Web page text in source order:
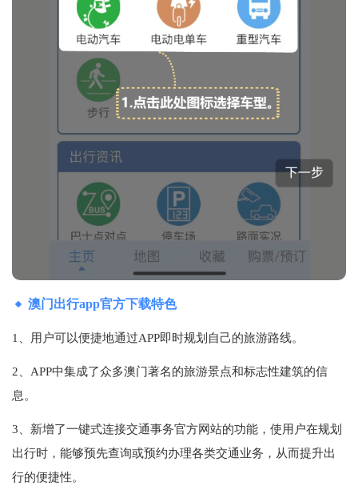
澳门出行app官方下载特色
1、用户可以便捷地通过APP即时规划自己的旅游路线。
2、APP中集成了众多澳门著名的旅游景点和标志性建筑的信
息。
3、新增了一键式连接交通事务官方网站的功能，使用户在规划
出行时，能够预先查询或预约办理各类交通业务，从而提升出
行的便捷性。